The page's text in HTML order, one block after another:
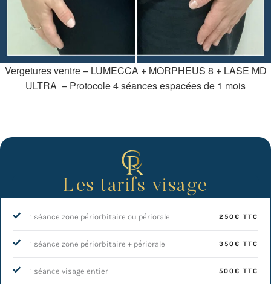
Vergetures ventre – LUMECCA + MORPHEUS 8 + LASE MD
ULTRA – Protocole 4 séances espacées de 1 mois
Les tarifs visage
1 séance zone périorbitaire ou périorale 250€ TTC
1 séance zone périorbitaire + périorale 350€ TTC
1 séance visage entier 500€ TTC